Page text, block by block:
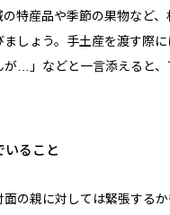
の特産品や季節の果物など
ましょう。手土産を渡す際
が…」などと一言添えると、
いること
の親に対しては緊張するか